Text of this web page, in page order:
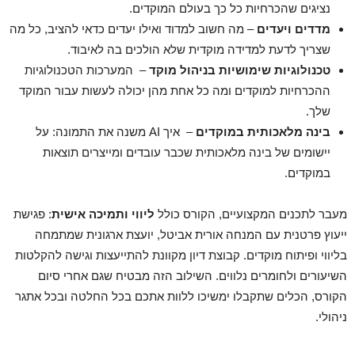
נציגים שהכרחיות כל כך בעולם המוקדים.
מדדים ויעדים– מה חשוב למדוד ואילו יעדים כדאי להציב, כל מה
שצריך לדעת למדידה מוקדית שלא הולכים בה לאיבוד.
טכנולוגיות שימושיות בניהול מוקד– המערכות הטכנולוגיות
ההכרחיות למוקדים ומה כל אחת מהן יכולה לעשות עבור המוקד
שלך.
בינה מלאכותית במוקדים
– איך AI משנה את התמונה: על
יישומים של בינה מלאכותית שכבר עובדים ומייצרים תוצאות
במוקדים.
מעבר לתכנים המקצועיים, הקורס כולל ליווי ותמיכה אישית: פגישת
ייעוץ פרטנית עם המנחה אורית אביטל, יועצת ארגונית שמתמחה
בליווי ופיתוח מוקדים. קבוצת דיון מקוונת להתייעצות וגישה להקלטות
השיעורים ולחומרים נלווים. השילוב הזה מבטיח שגם אחרי סיום
הקורס, הכלים שתקבלו ימשיכו ללוות אתכם בכל החלטה ובכל אתגר
ניהולי.